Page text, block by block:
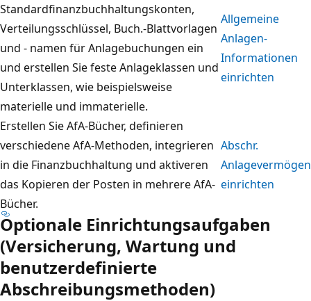
Standardfinanzbuchhaltungskonten,
Verteilungsschlüssel, Buch.-Blattvorlagen
und - namen für Anlagebuchungen ein
und erstellen Sie feste Anlageklassen und
Unterklassen, wie beispielsweise
materielle und immaterielle.
Allgemeine
Anlagen-
Informationen
einrichten
Erstellen Sie AfA-Bücher, definieren
verschiedene AfA-Methoden, integrieren
in die Finanzbuchhaltung und aktiveren
das Kopieren der Posten in mehrere AfA-
Bücher.
Abschr.
Anlagevermögen
einrichten
Optionale Einrichtungsaufgaben
(Versicherung, Wartung und
benutzerdefinierte
Abschreibungsmethoden)